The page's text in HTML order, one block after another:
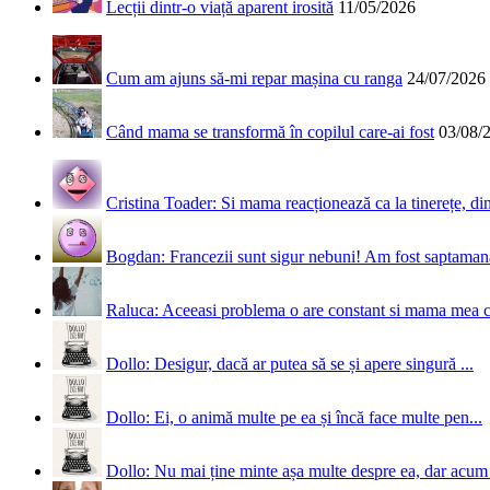
Lecții dintr-o viață aparent irosită 11/05/2026
Cum am ajuns să-mi repar mașina cu ranga 24/07/2026
Când mama se transformă în copilul care-ai fost 03/08/
Cristina Toader: Si mama reacționează ca la tinerețe,
Bogdan: Francezii sunt sigur nebuni! Am fost
Raluca: Aceeasi problema o are constant si mama mea
Dollo: Desigur, dacă ar putea să se și apere singură ...
Dollo: Ei, o animă multe pe ea și încă face multe pen...
Dollo: Nu mai ține minte așa multe despre ea, dar